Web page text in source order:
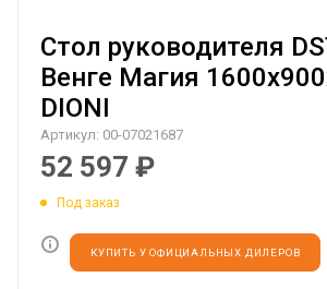
Стол руководителя
Венге Магия
DIONI
Артикул: 00-07021687
52 597 ₽
Под заказ
КУПИТЬ У ОФИЦИАЛЬНЫХ ДИЛЕРОВ